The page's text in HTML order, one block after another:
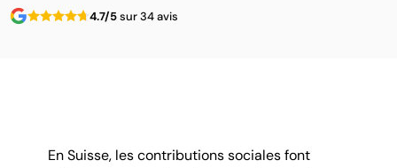
4.7/5sur 34 avis
En Suisse, les contributions sociales font